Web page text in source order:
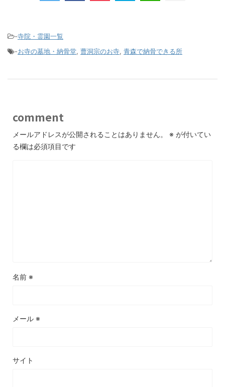
-寺院・霊園一覧
-お寺の墓地・納骨堂, 曹洞宗のお寺, 青森で納骨できる所
comment
メールアドレスが公開されることはありません。 ※ が付いてい
る欄は必須項目です
名前 ※
メール ※
サイト